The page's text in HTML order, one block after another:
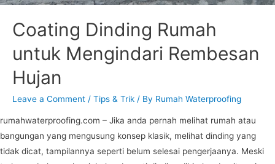
Coating Dinding Rumah
untuk Mengindari Rembesan
Hujan
Leave a Comment / Tips & Trik / By Rumah Waterproofing
rumahwaterproofing.com – Jika anda pernah melihat rumah atau
bangungan yang mengusung konsep klasik, melihat dinding yang
tidak dicat, tampilannya seperti belum selesai pengerjaanya. Meski